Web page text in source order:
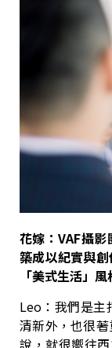
花嫁：VAF攝影
築成以紀實與
「美式生活」
Leo：我們是主
清新外，也很
說，就很嚮往